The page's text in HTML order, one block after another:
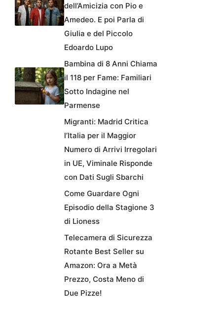
dell’Amicizia con Pio e
Amedeo. E poi Parla di
Giulia e del Piccolo
Edoardo Lupo
Bambina di 8 Anni Chiama
il 118 per Fame: Familiari
Sotto Indagine nel
Parmense
Migranti: Madrid Critica
l’Italia per il Maggior
Numero di Arrivi Irregolari
in UE, Viminale Risponde
con Dati Sugli Sbarchi
Come Guardare Ogni
Episodio della Stagione 3
di Lioness
Telecamera di Sicurezza
Rotante Best Seller su
Amazon: Ora a Metà
Prezzo, Costa Meno di
Due Pizze!